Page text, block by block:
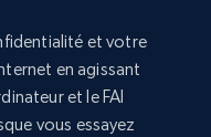
et votre
en agissant
et le FAI
vous essayez